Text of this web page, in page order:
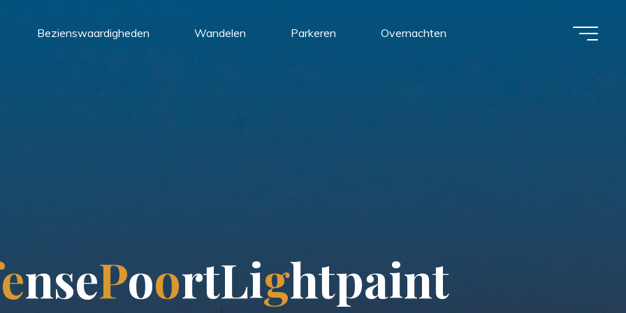
Bezienswaardigheden Wandelen Parkeren Overnachten
ensePoortLightpaint